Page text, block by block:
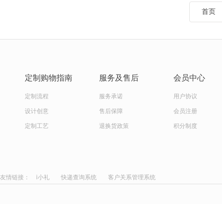
首页
定制购物指南
定制流程
设计创意
定制工艺
服务及售后
服务承诺
售后保障
退换货政策
会员中心
用户协议
会员注册
积分制度
友情链接： i小礼 快递查询系统 客户关系管理系统